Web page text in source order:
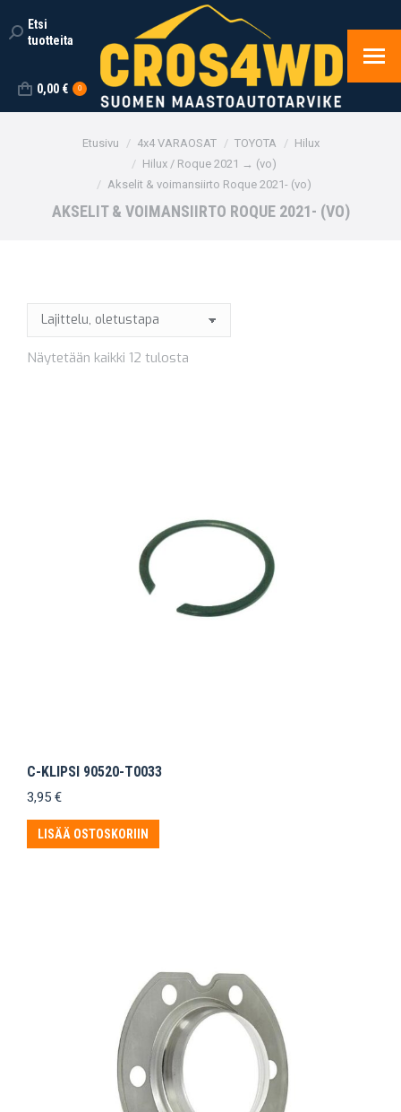
Search:
Etsi
tuotteita
0,00 € 0
You are here:
Etusivu 4x4 VARAOSAT TOYOTA
Hilux
Hilux / Roque 2021 → (vo)
Akselit & voimansiirto Roque 2021- (vo)
AKSELIT & VOIMANSIIRTO ROQUE 2021- (VO)
Näytetään kaikki 12 tulosta
C-KLIPSI 90520-T0033
3,95 €
LISÄÄ OSTOSKORIIN